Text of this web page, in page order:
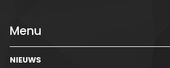
Menu
NIEUWS